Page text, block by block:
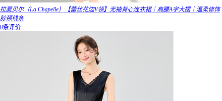
拉夏贝尔（La Chapelle）【蕾丝花边V领】无袖背心连衣裙｜高腰A字大摆｜温柔修饰
脖颈线条
0条评价